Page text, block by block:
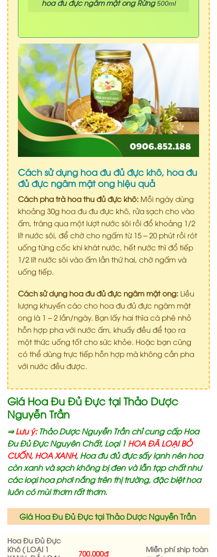
hoa đu đực ngâm mật ong Rừng500ml
Cách sử dụng hoa đu đủ đực khô, hoa đu
đủ đực ngâm mật ong hiệu quả
Cách pha trà hoa thu đủ đực khô: Mỗi ngày dùng
khoảng 30g hoa đu đu đực khô, rửa sạch cho vào
ấm, tráng qua một lượt nước sôi rồi đổ khoảng 1/2
lít nước sôi, để chờ cho ngấm từ 15 – 20 phút rồi rót
uống từng cốc khi khát nước, hết nước thì đổ tiếp
1/2 lít nước sôi vào ấm lần thứ hai, chờ ngấm và
uống tiếp.
Cách sử dụng hoa đu đủ đực ngâm mật ong: Liều
lượng khuyến cáo cho hoa đu đủ đực ngâm mật
ong là 1 – 2 lần/ngày. Bạn lấy hai thìa cà phê nhỏ
hỗn hợp pha với nước ấm, khuấy đều để tạo ra
một thức uống tốt cho sức khỏe. Hoặc bạn cũng
có thể dùng trực tiếp hỗn hợp mà không cần pha
với nước đều được.
Giá Hoa Đu Đủ Đực tại Thảo Dược
Nguyễn Trần
⇒Lưu ý:Thảo Dược Nguyễn Trần chỉ cung cấp Hoa
Đu Đủ Đực Nguyên Chất, Loại 1 HOA ĐÃ LOẠI BỎ
CUỐN, HOA XANH, Hoa đu đủ đực sấy lạnh nên hoa
còn xanh và sạch không bị đen và lẫn tạp chất như
các loại hoa phơi nắng trên thị trường, đặc biệt hoa
luôn có mùi thơm rất thơm.
Giá Hoa Đu Đủ Đực tại Thảo Dược Nguyễn Trần
Hoa Đu Đủ Đực
Khô ( LOẠI 1
700.000đ
Miễn phí ship toàn